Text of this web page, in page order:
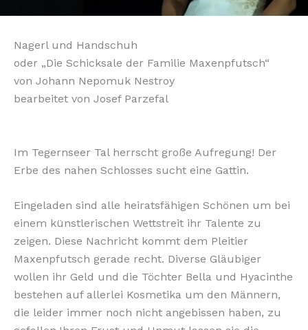
Nagerl und Handschuh
oder „Die Schicksale der Familie Maxenpfutsch“
von Johann Nepomuk Nestroy
bearbeitet von Josef Parzefal
Im Tegernseer Tal herrscht große Aufregung! Der
Erbe des nahen Schlosses sucht eine Gattin.
Eingeladen sind alle heiratsfähigen Schönen um bei
einem künstlerischen Wettstreit ihr Talente zu
zeigen. Diese Nachricht kommt dem Pleitier
Maxenpfutsch gerade recht. Diverse Gläubiger
wollen ihr Geld und die Töchter Bella und Hyacinthe
bestehen auf allerlei Kosmetika um den Männern,
die leider immer noch nicht angebissen haben, zu